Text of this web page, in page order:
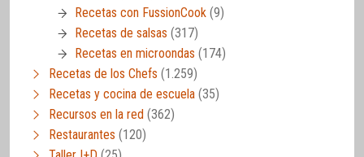
Recetas con FussionCook (9)
Recetas de salsas (317)
Recetas en microondas (174)
Recetas de los Chefs (1.259)
Recetas y cocina de escuela (35)
Recursos en la red (362)
Restaurantes (120)